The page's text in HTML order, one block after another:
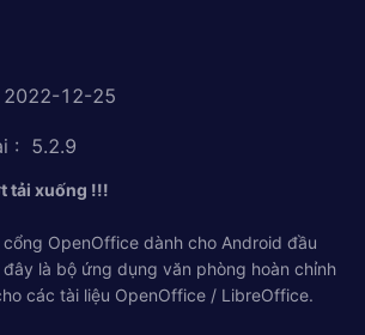
2022-12-25
: 5.2.9
tải xuống !!!
OpenOffice dành cho Android đầu
là bộ ứng dụng văn phòng hoàn chỉnh
các tài liệu OpenOffice / LibreOffice.